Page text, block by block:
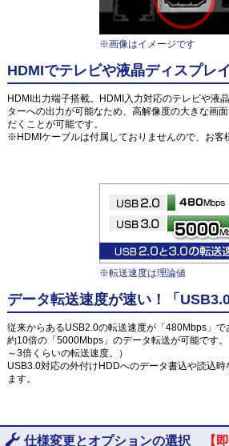
※画像はイメージです
HDMIでテレビや液晶ディスプレ
HDMI出力端子搭載。HDMI入力対応のテレビや液
ターへの出力が可能なため、高解像度の大きな画
だくことが可能です。
※HDMIケーブルは付属しておりませんので、お客
※転送速度は理論値
データ転送速度が速い！「
従来からあるUSB2.0の転送速度が「480Mbps」
約10倍の「5000Mbps」のデータ転送が可能です
～3倍くらいの転送速度。）
USB3.0対応の外付けHDDへのデータ書込や読込
ます。
仕様変更とオプションの選択 【